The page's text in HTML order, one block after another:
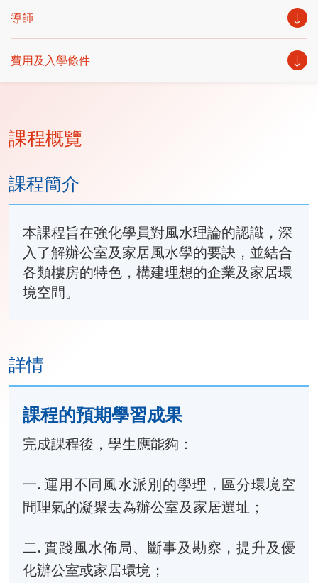
導師
費用及入學條件
課程概覽
課程簡介
本課程旨在強化學員對風水理論的認識，深
入了解辦公室及家居風水學的要訣，並結合
各類樓房的特色，構建理想的企業及家居環
境空間。
詳情
課程的預期學習成果
完成課程後，學生應能夠：
一. 運用不同風水派別的學理，區分環境空
間理氣的凝聚去為辦公室及家居選址；
二. 實踐風水佈局、斷事及勘察，提升及優
化辦公室或家居環境；